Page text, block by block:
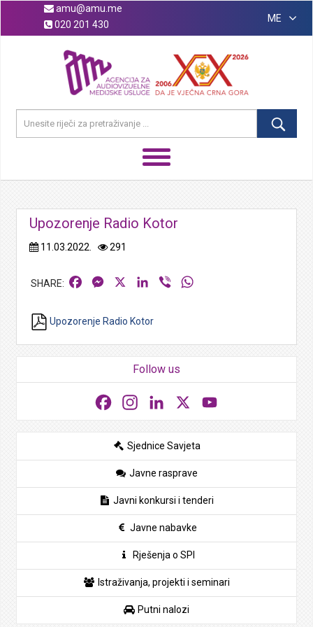
amu@amu.me
020 201 430
ME
Upozorenje Radio Kotor
11.03.2022. 291
FacebookMessengerLinkedIn
Viber
Upozorenje Radio Kotor
Follow us
FacebookInstagramLinkedIn
Sjednice Savjeta
Javne rasprave
Javni konkursi i tenderi
Javne nabavke
Rješenja o SPI
Istraživanja, projekti i seminari
Putni nalozi